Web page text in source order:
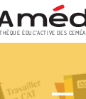
ÉDUC’ACTIVE DES CEMÉA